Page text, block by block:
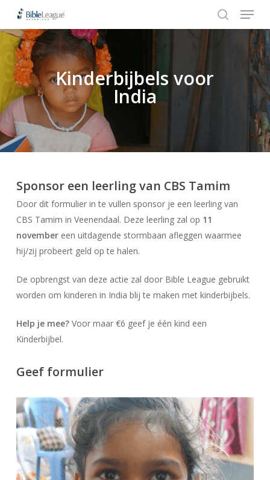
main
content
Hit enter to search or ESC to close
search
Menu
Kinderbijbels voor
India
Sponsor een leerling van CBS Tamim
Door dit formulier in te vullen sponsor je een leerling van
CBS Tamim in Veenendaal. Deze leerling zal op 11
novembereen uitdagende stormbaan afleggen waarmee
hij/zij probeert geld op te halen.
De opbrengst van deze actie zal door Bible League gebruikt
worden om kinderen in India blij te maken met kinderbijbels.
Help je mee?Voor maar €6 geef je één kind een
Kinderbijbel.
Geef formulier
Close
Menu